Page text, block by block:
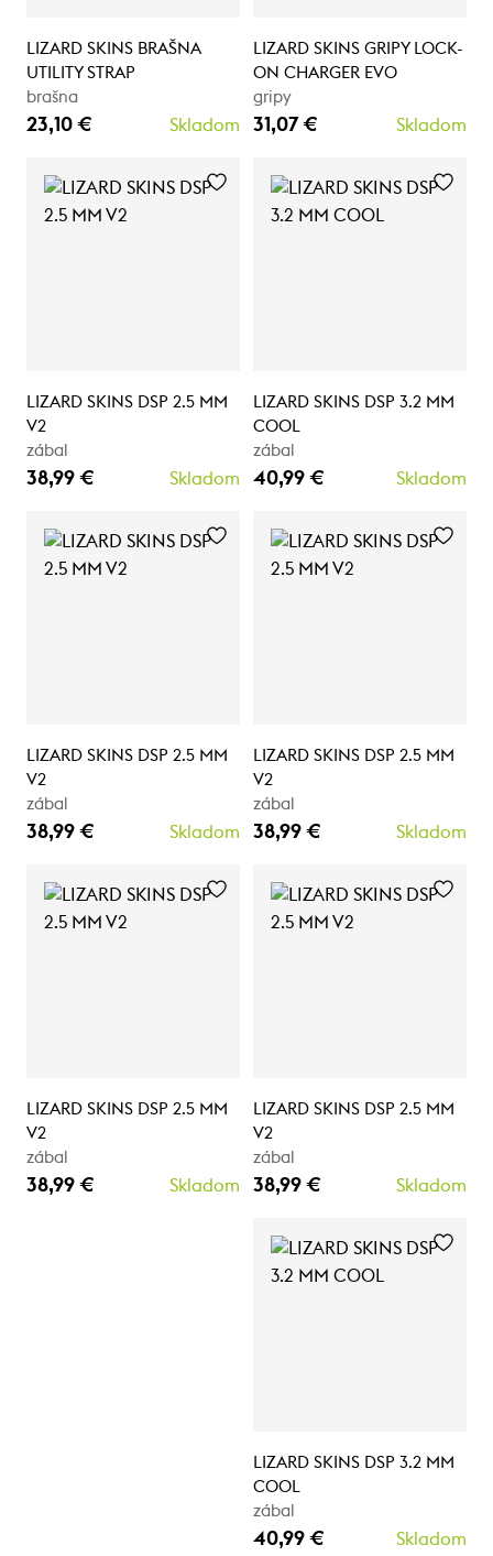
LIZARD SKINS BRAŠNA
UTILITY STRAP
brašna
23,10 € Skladom
LIZARD SKINS GRIPY LOCK-
ON CHARGER EVO
gripy
31,07 € Skladom
LIZARD SKINS DSP 2.5 MM
V2
zábal
38,99 € Skladom
LIZARD SKINS DSP 3.2 MM
COOL
zábal
40,99 € Skladom
LIZARD SKINS DSP 2.5 MM
V2
zábal
38,99 € Skladom
LIZARD SKINS DSP 2.5 MM
V2
zábal
38,99 € Skladom
LIZARD SKINS DSP 2.5 MM
V2
zábal
38,99 € Skladom
LIZARD SKINS DSP 2.5 MM
V2
zábal
38,99 € Skladom
LIZARD SKINS DSP 3.2 MM
COOL
zábal
40,99 € Skladom